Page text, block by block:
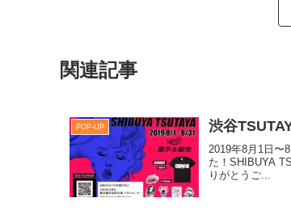
関連記事
POP-UP 渋谷
2019年8月1日〜
た！SHIBUYA
りがとうご...